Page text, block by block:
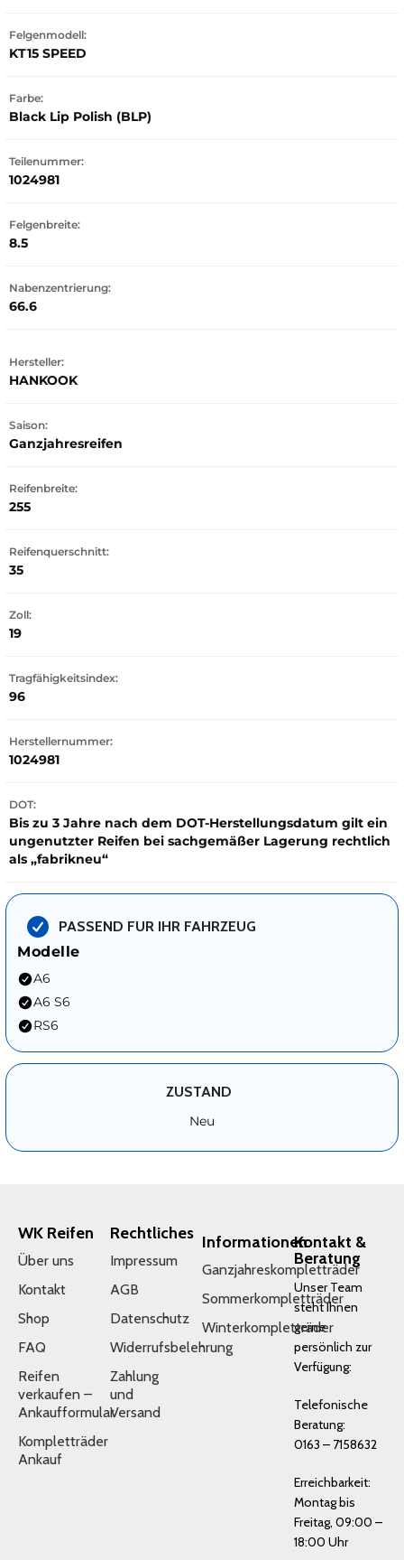
Felgenmodell:
KT15 SPEED
Farbe:
Black Lip Polish (BLP)
Teilenummer:
1024981
Felgenbreite:
8.5
Nabenzentrierung:
66.6
Hersteller:
HANKOOK
Saison:
Ganzjahresreifen
Reifenbreite:
255
Reifenquerschnitt:
35
Zoll:
19
Tragfähigkeitsindex:
96
Herstellernummer:
1024981
DOT:
Bis zu 3 Jahre nach dem DOT-Herstellungsdatum gilt ein
ungenutzter Reifen bei sachgemäßer Lagerung rechtlich
als „fabrikneu“
PASSEND FUR IHR FAHRZEUG
Modelle
A6
A6 S6
RS6
ZUSTAND
Neu
WK Reifen
Über uns
Kontakt
Shop
FAQ
Reifen
verkaufen –
Ankaufformular
Kompletträder
Ankauf
Rechtliches
Impressum
AGB
Datenschutz
Widerrufsbelehrung
Zahlung
und
Versand
Informationen
Ganzjahreskompletträder
Sommerkompletträder
Winterkompletträder
Kontakt &
Beratung
Unser Team
steht Ihnen
gerne
persönlich zur
Verfügung:
Telefonische
Beratung:
0163 – 7158632
Erreichbarkeit:
Montag bis
Freitag, 09:00 –
18:00 Uhr